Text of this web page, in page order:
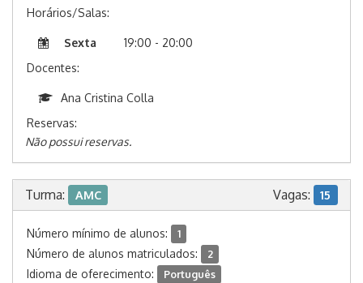
Horários/Salas:
Sexta
19:00 - 20:00
Docentes:
Ana Cristina Colla
Reservas:
Não possui reservas.
Turma: AMC Vagas: 15
Número mínimo de alunos: 1
Número de alunos matriculados: 2
Idioma de oferecimento: Português